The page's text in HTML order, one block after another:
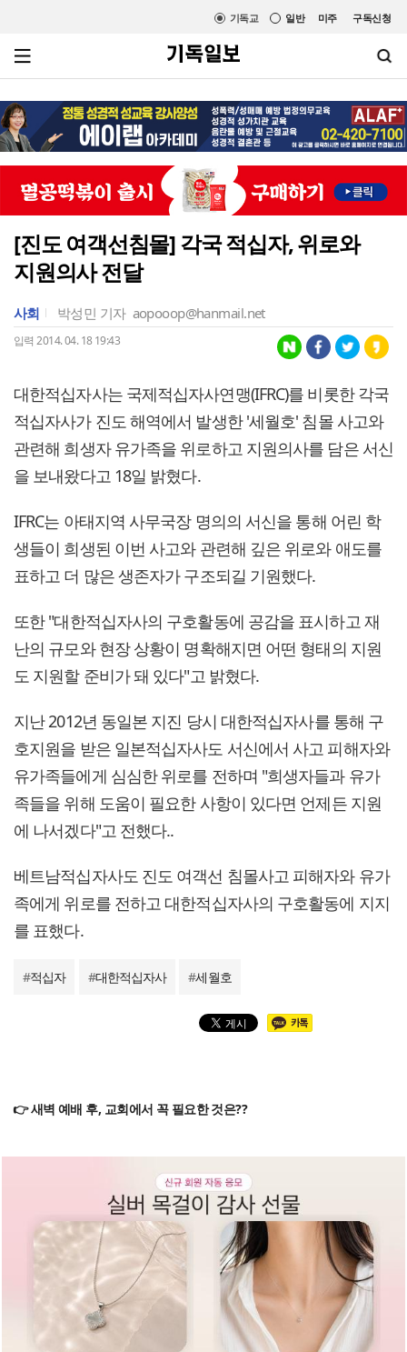
미주 구독신청
일반
기독교
[진도 여객선침몰] 각국 적십자, 위로와
지원의사 전달
사회 박성민 기자 aopooop@hanmail.net
입력 2014. 04. 18 19:43
대한적십자사는 국제적십자사연맹(IFRC)를 비롯한 각국
적십자사가 진도 해역에서 발생한 '세월호' 침몰 사고와
관련해 희생자 유가족을 위로하고 지원의사를 담은 서신
을 보내왔다고 18일 밝혔다.
IFRC는 아태지역 사무국장 명의의 서신을 통해 어린 학
생들이 희생된 이번 사고와 관련해 깊은 위로와 애도를
표하고 더 많은 생존자가 구조되길 기원했다.
또한 "대한적십자사의 구호활동에 공감을 표시하고 재
난의 규모와 현장 상황이 명확해지면 어떤 형태의 지원
도 지원할 준비가 돼 있다"고 밝혔다.
지난 2012년 동일본 지진 당시 대한적십자사를 통해 구
호지원을 받은 일본적십자사도 서신에서 사고 피해자와
유가족들에게 심심한 위로를 전하며 "희생자들과 유가
족들을 위해 도움이 필요한 사항이 있다면 언제든 지원
에 나서겠다"고 전했다..
베트남적십자사도 진도 여객선 침몰사고 피해자와 유가
족에게 위로를 전하고 대한적십자사의 구호활동에 지지
를 표했다.
#적십자 #대한적십자사 #세월호
👉 새벽 예배 후, 교회에서 꼭 필요한 것은??